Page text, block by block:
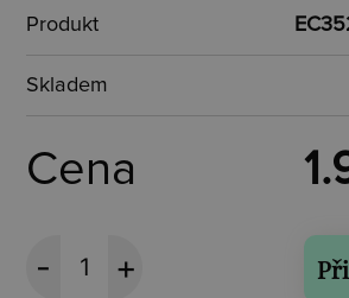
Produkt
Skladem
Cena